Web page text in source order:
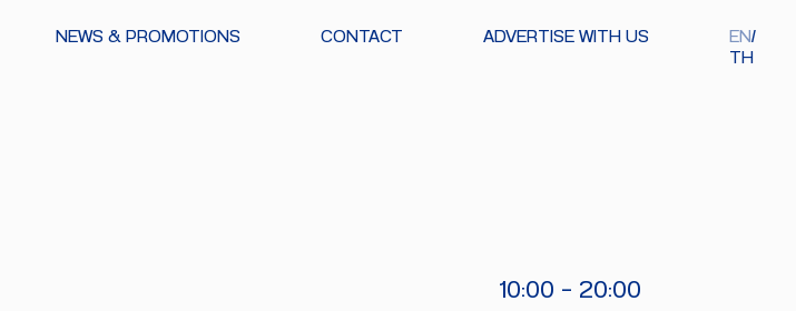
NEWS & PROMOTIONS CONTACT ADVERTISE WITH US
EN
TH
10:00 - 20:00